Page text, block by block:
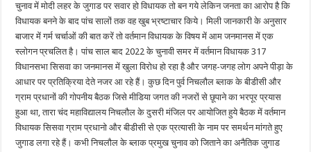
चुनाव में मोदी लहर के जुगाड पर सवार हो विधायक तो बन गये लेकिन जनता का आरोप है कि
विधायक बनने के बाद पांच सालों तक वह खुब भ्रष्टाचार किये। मिली जानकारी के अनुसार
बाजार में गर्म चर्चाओं की बात करें तो वर्तमान विधायक के विषय में आम जनमानस में एक
स्लोगन प्रचलित है। पांच साल बाद 2022 के चुनावी समर में वर्तमान विधायक 317
विधानसभा सिसवा का जनमानस में खुला विरोध हो रहा है और जगह-जगह लोग अपने पीड़ा के
आधार पर प्रतिक्रिया देते नजर आ रहे हैं। कुछ दिन पुर्व निचलौल ब्लाक के बीडीसी और
ग्राम प्रधानों की गोपनीय बैठक जिसे मीडिया जगत की नजरों से छूपाने का भरपूर प्रयास
हुआ था, तारा चंद महाविद्यालय निचलौल के दुसरी मंजिल पर आयोजित हुये बैठक में वर्तमान
विधायक सिसवा ग्राम प्रधानो और बीडीसी से एक प्रत्यासी के नाम पर समर्थन मांगते हुए
जुगाड लगा रहे हैं। कभी निचलौल के ब्लाक प्रमुख चुनाव को जिताने का अनैतिक जुगाड